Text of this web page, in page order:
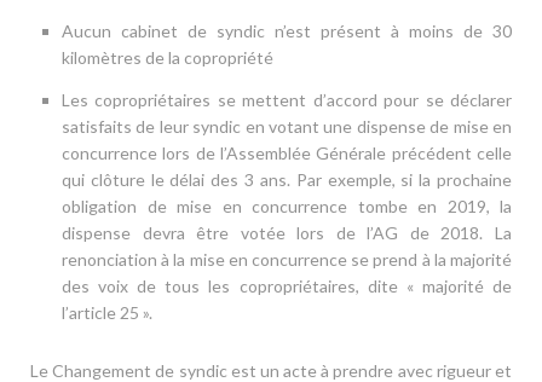
Aucun cabinet de syndic n’est présent à moins de 30
kilomètres de la copropriété
Les copropriétaires se mettent d’accord pour se déclarer
satisfaits de leur syndic en votant une dispense de mise en
concurrence lors de l’Assemblée Générale précédent celle
qui clôture le délai des 3 ans. Par exemple, si la prochaine
obligation de mise en concurrence tombe en 2019, la
dispense devra être votée lors de l’AG de 2018. La
renonciation à la mise en concurrence se prend à la majorité
des voix de tous les copropriétaires, dite « majorité de
l’article 25 ».
Le Changement de syndic est un acte à prendre avec rigueur et